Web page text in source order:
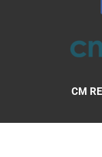
CM